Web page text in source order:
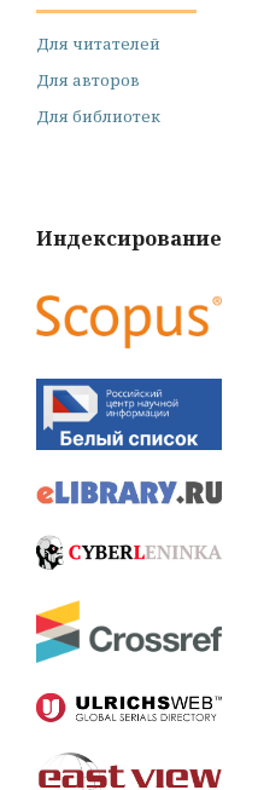
Для читателей
Для авторов
Для библиотек
Индексирование